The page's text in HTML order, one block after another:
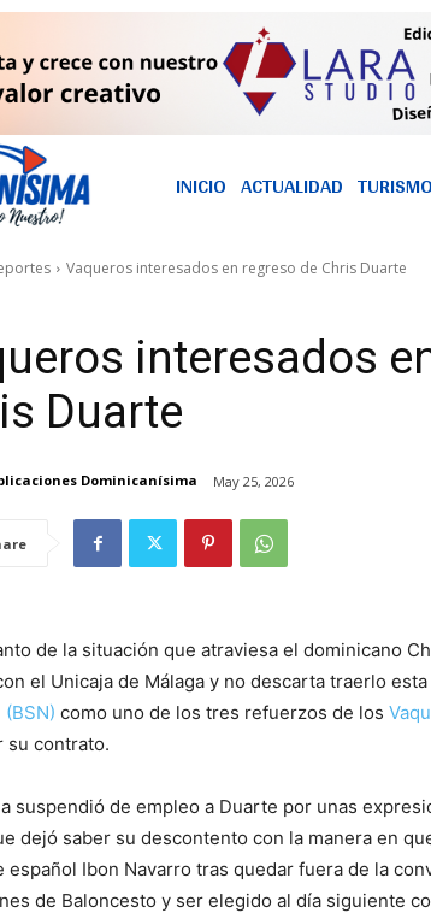
INICIO ACTUALIDAD TURISMO
Vaqueros interesados en regreso de Chris Duarte
interesados
Duarte
Dominicanísima May 25, 2026
de la situación que atraviesa el dominicano
el Unicaja de Málaga y no descarta traerlo
(BSN) como uno de los tres refuerzos de los
su contrato.
suspendió de empleo a Duarte por unas
dejó saber su descontento con la manera en
español Ibon Navarro tras quedar fuera de la
de Baloncesto y ser elegido al día siguiente